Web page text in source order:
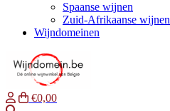
Spaanse wijnen
Zuid-Afrikaanse wijnen
Wijndomeinen
€0,00